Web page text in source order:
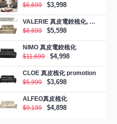
$6,699
$3,998
VALERIE 真皮電鉸梳化, promotion
$8,699
$5,598
NIMO 真皮電鉸梳化
$11,699
$4,998
CLOE 真皮梳化 promotion
$5,999
$3,698
ALFEO真皮梳化
$9,199
$4,898